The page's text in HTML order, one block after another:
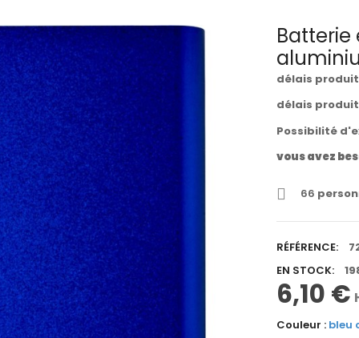
Batterie
délais
délais produit
Possibilité
vous avez
66
RÉFÉRENCE:
EN STOCK:
6,10 €
Couleur : bleu